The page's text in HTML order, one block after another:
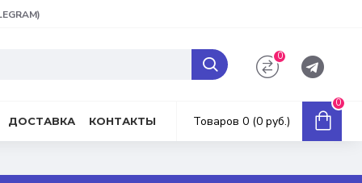
0
ДОСТАВКА КОНТАКТЫ Товаров 0 (0 руб.)
0